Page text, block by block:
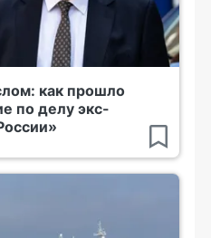
как прошло
по делу экс-